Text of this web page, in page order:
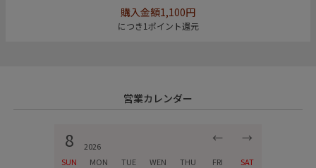
購入金額1,100円
につき1ポイント還元
営業カレンダー
8 2026
← →
SUN MON TUE WEN THU FRI
SAT